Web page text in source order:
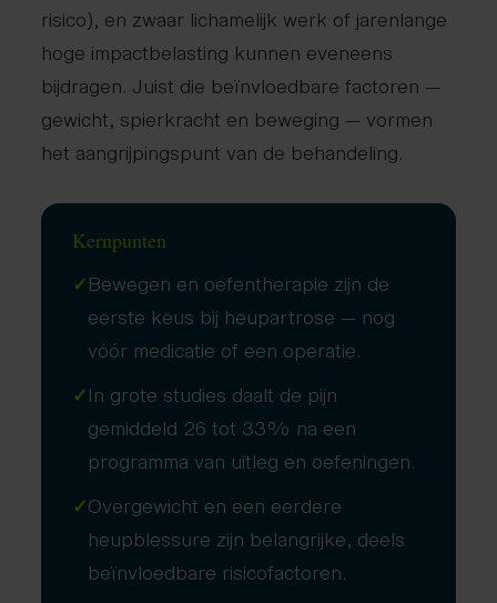
risico), en zwaar lichamelijk werk of jarenlange
hoge impactbelasting kunnen eveneens
bijdragen. Juist die beïnvloedbare factoren —
gewicht, spierkracht en beweging — vormen
het aangrijpingspunt van de behandeling.
Kernpunten
✓Bewegen en oefentherapie zijn de
eerste keus bij heupartrose — nog
vóór medicatie of een operatie.
✓In grote studies daalt de pijn
gemiddeld 26 tot 33% na een
programma van uitleg en oefeningen.
✓Overgewicht en een eerdere
heupblessure zijn belangrijke, deels
beïnvloedbare risicofactoren.